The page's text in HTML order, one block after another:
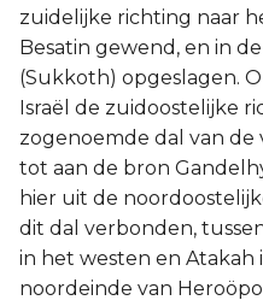
Judas
Openbaring
zuidelijke richting naar
Besatin gewend, en in
(Sukkoth) opgeslagen.
Israël de zuidoostelijke
zogenoemde dal van de
tot aan de bron
hier uit de
dit dal verbonden,
in het westen en Atakah
noordeinde van